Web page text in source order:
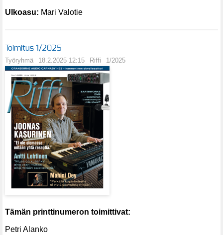
Ulkoasu: Mari Valotie
Toimitus 1/2025
Työryhmä 18.2.2025 12:15 Riffi 1/2025
Tämän printtinumeron toimittivat:
Petri Alanko